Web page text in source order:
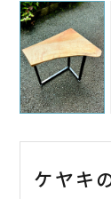
ケヤキ